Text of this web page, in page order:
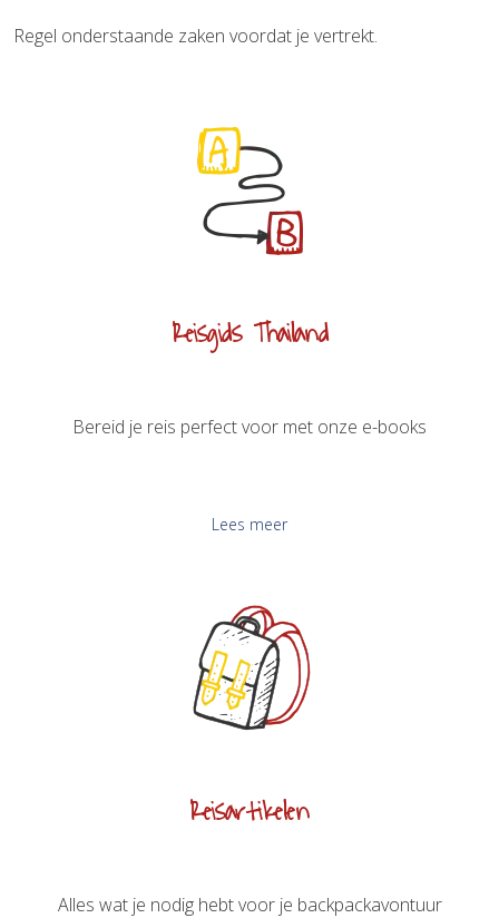
Regel onderstaande zaken voordat je vertrekt.
Reisgids Thailand
Bereid je reis perfect voor met onze e-books
Lees meer
Reisartikelen
Alles wat je nodig hebt voor je backpackavontuur